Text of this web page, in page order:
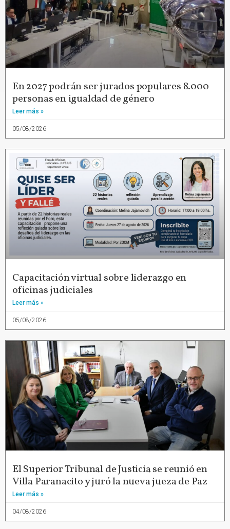
En 2027 podrán ser jurados populares 8.000
personas en igualdad de género
Leer más »
05/08/2026
Capacitación virtual sobre liderazgo en
oficinas judiciales
Leer más »
05/08/2026
El Superior Tribunal de Justicia se reunió en
Villa Paranacito y juró la nueva jueza de Paz
Leer más »
04/08/2026